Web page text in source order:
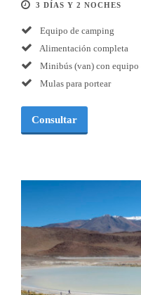
3 DÍAS Y 2 NOCHES
Equipo de camping
Alimentación completa
Minibús (van) con equipo
Mulas para portear
Consultar